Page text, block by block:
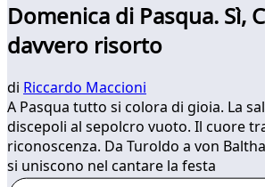
Domenica di Pasqua. Sì,
davvero risorto
di Riccardo Maccioni
A Pasqua tutto si colora di gioia. La
discepoli al sepolcro vuoto. Il cuore
riconoscenza. Da Turoldo a von
si uniscono nel cantare la festa